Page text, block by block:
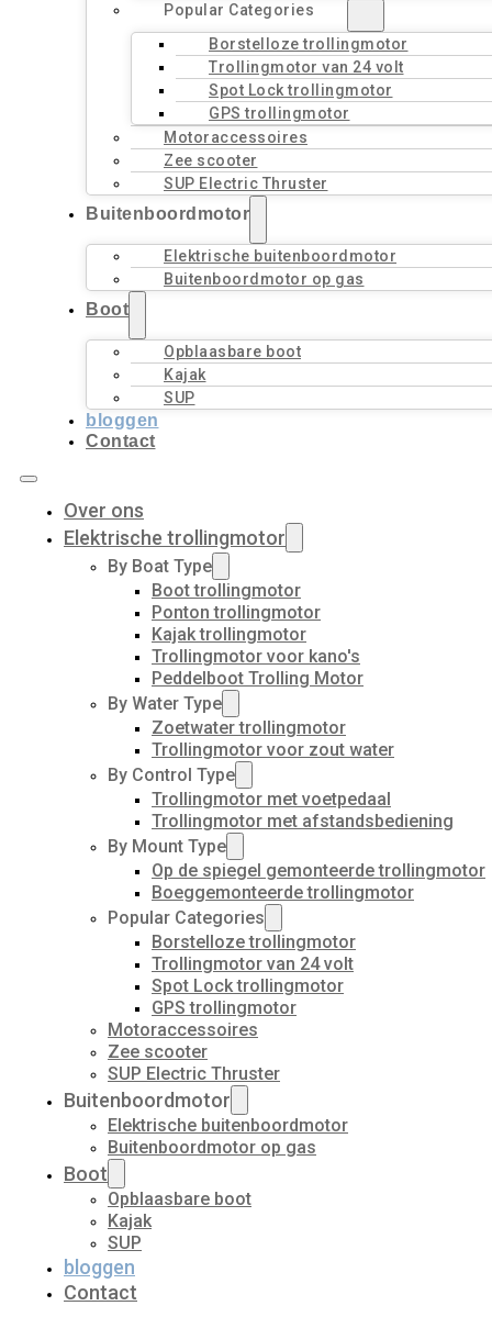
Popular Categories
Borstelloze trollingmotor
Trollingmotor van 24 volt
Spot Lock trollingmotor
GPS trollingmotor
Motoraccessoires
Zee scooter
SUP Electric Thruster
Buitenboordmotor
Elektrische buitenboordmotor
Buitenboordmotor op gas
Boot
Opblaasbare boot
Kajak
SUP
bloggen
Contact
Over ons
Elektrische trollingmotor
By Boat Type
Boot trollingmotor
Ponton trollingmotor
Kajak trollingmotor
Trollingmotor voor kano's
Peddelboot Trolling Motor
By Water Type
Zoetwater trollingmotor
Trollingmotor voor zout water
By Control Type
Trollingmotor met voetpedaal
Trollingmotor met afstandsbediening
By Mount Type
Op de spiegel gemonteerde trollingmotor
Boeggemonteerde trollingmotor
Popular Categories
Borstelloze trollingmotor
Trollingmotor van 24 volt
Spot Lock trollingmotor
GPS trollingmotor
Motoraccessoires
Zee scooter
SUP Electric Thruster
Buitenboordmotor
Elektrische buitenboordmotor
Buitenboordmotor op gas
Boot
Opblaasbare boot
Kajak
SUP
bloggen
Contact